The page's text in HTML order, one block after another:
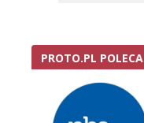
PROTO.PL POLECA